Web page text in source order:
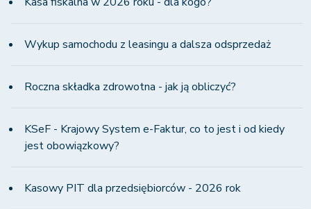
Wykup samochodu z leasingu a dalsza odsprzedaż
Roczna składka zdrowotna - jak ją obliczyć?
KSeF - Krajowy System e-Faktur, co to jest i od kiedy
jest obowiązkowy?
Kasowy PIT dla przedsiębiorców - 2026 rok